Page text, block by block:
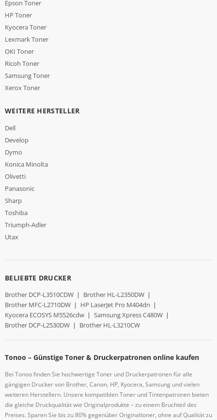
Epson Toner
HP Toner
Kyocera Toner
Lexmark Toner
OKI Toner
Ricoh Toner
Samsung Toner
Xerox Toner
WEITERE HERSTELLER
Dell
Develop
Dymo
Konica Minolta
Olivetti
Panasonic
Sharp
Toshiba
Triumph-Adler
Utax
BELIEBTE DRUCKER
Brother DCP-L3510CDW | Brother HL-L2350DW |
Brother MFC-L2710DW | HP LaserJet Pro M404dn |
Kyocera ECOSYS M5526cdw | Samsung Xpress C480W |
Brother DCP-L2530DW | Brother HL-L3210CW
Tonoo – Günstige Toner & Druckerpatronen online kaufen
Bei Tonoo finden Sie hochwertige Toner und Druckerpatronen für alle
gängigen Drucker von Brother, Canon, HP, Kyocera, Samsung und vielen
weiteren Herstellern. Unsere kompatiblen Toner und Tintenpatronen bieten
die gleiche Druckqualität wie Originalprodukte – zu einem Bruchteil des
Preises. Sparen Sie bis zu 80% gegenüber Originaltoner, ohne auf Qualität zu